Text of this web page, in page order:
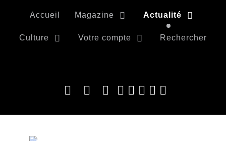
Accueil Magazine Actualité
Culture Votre compte Rechercher